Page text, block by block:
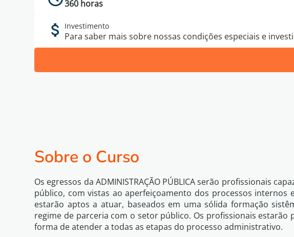
360 horas
Investimento
Para saber mais sobre nossas condições especiais e
Sobre o Curso
Os egressos da ADMINISTRAÇÃO PÚBLICA serão profissionais
público, com vistas ao aperfeiçoamento dos processos
estarão aptos a atuar, baseados em uma sólida formação
regime de parceria com o setor público. Os profissionais
forma de atender a todas as etapas do processo administrativo.